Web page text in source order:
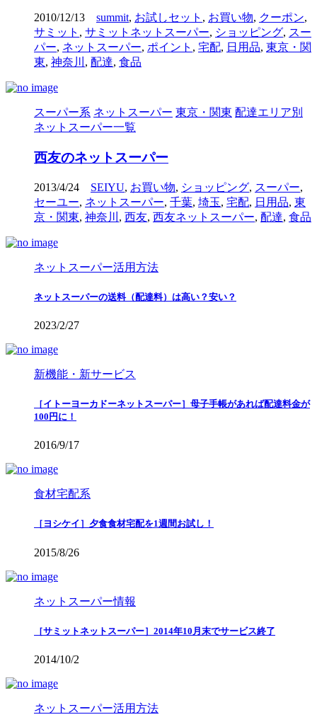
2010/12/13 summit, お試しセット , お買い物, クーポン,
サミット , サミットネットスーパー, ショッピング, スー
パー, ネットスーパー, ポイント , 宅配, 日用品, 東京・関
東, 神奈川 , 配達, 食品
スーパー系 ネットスーパー 東京・関東 配達エリア別
ネットスーパー一覧
西友のネットスーパー
2013/4/24 SEIYU, お買い物, ショッピング, スーパー,
セーユー, ネットスーパー, 千葉, 埼玉, 宅配, 日用品, 東
京・関東, 神奈川 , 西友, 西友ネットスーパー, 配達, 食品
ネットスーパー活用方法
ネットスーパーの送料（配達料）は高い？安い？
2023/2/27
新機能・新サービス
［イトーヨーカドーネットスーパー］母子手帳があれば配達料金が
100円に！
2016/9/17
食材宅配系
［ヨシケイ］夕食食材宅配を1週間お試し！
2015/8/26
ネットスーパー情報
［サミットネットスーパー］2014年10月末でサービス終了
2014/10/2
ネットスーパー活用方法